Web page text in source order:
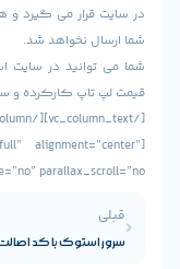
می گیرد و هیچ محصول
نخواهد شد.
در سایت استوکاران
کارکرده و سایر تجهیزات
img_size=”full”
parallax_scroll=”no”][/
با کد اصالت کالا